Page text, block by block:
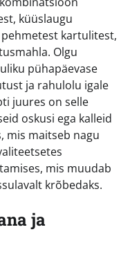
küüslaugu
kartulitest,
Olgu
pühapäevase
ja rahulolu igale
juures on selle
oskusi ega kalleid
mis maitseb nagu
mis muudab
krõbedaks.
ja